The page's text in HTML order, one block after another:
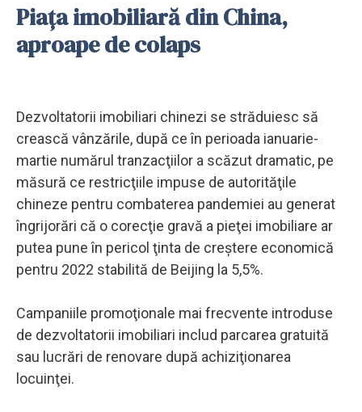
Piața imobiliară din China,
aproape de colaps
Dezvoltatorii imobiliari chinezi se străduiesc să
crească vânzările, după ce în perioada ianuarie-
martie numărul tranzacţiilor a scăzut dramatic, pe
măsură ce restricţiile impuse de autorităţile
chineze pentru combaterea pandemiei au generat
îngrijorări că o corecţie gravă a pieţei imobiliare ar
putea pune în pericol ţinta de creştere economică
pentru 2022 stabilită de Beijing la 5,5%.
Campaniile promoţionale mai frecvente introduse
de dezvoltatorii imobiliari includ parcarea gratuită
sau lucrări de renovare după achiziţionarea
locuinţei.